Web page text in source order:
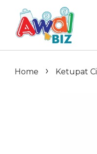
Home › Ketupat